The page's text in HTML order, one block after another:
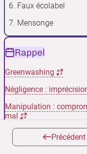
Faux écolabel
Mensonge
Rappel
Greenwashing
Négligence :
Manipulation :
mal
Mensonge : FauxPrécédent